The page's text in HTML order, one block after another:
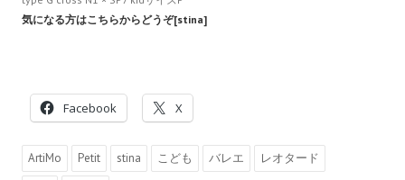
気になる方はこちらからどうぞ[stina]
Facebook X
ArtiMo Petit stina こども バレエ
レオタード